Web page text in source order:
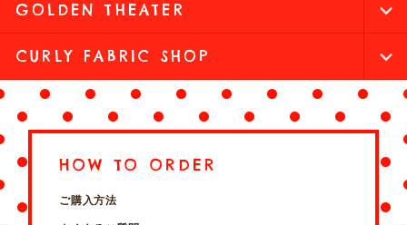
GOLDEN THEATER
CURLY FABRIC SHOP
HOW TO ORDER
ご購入方法